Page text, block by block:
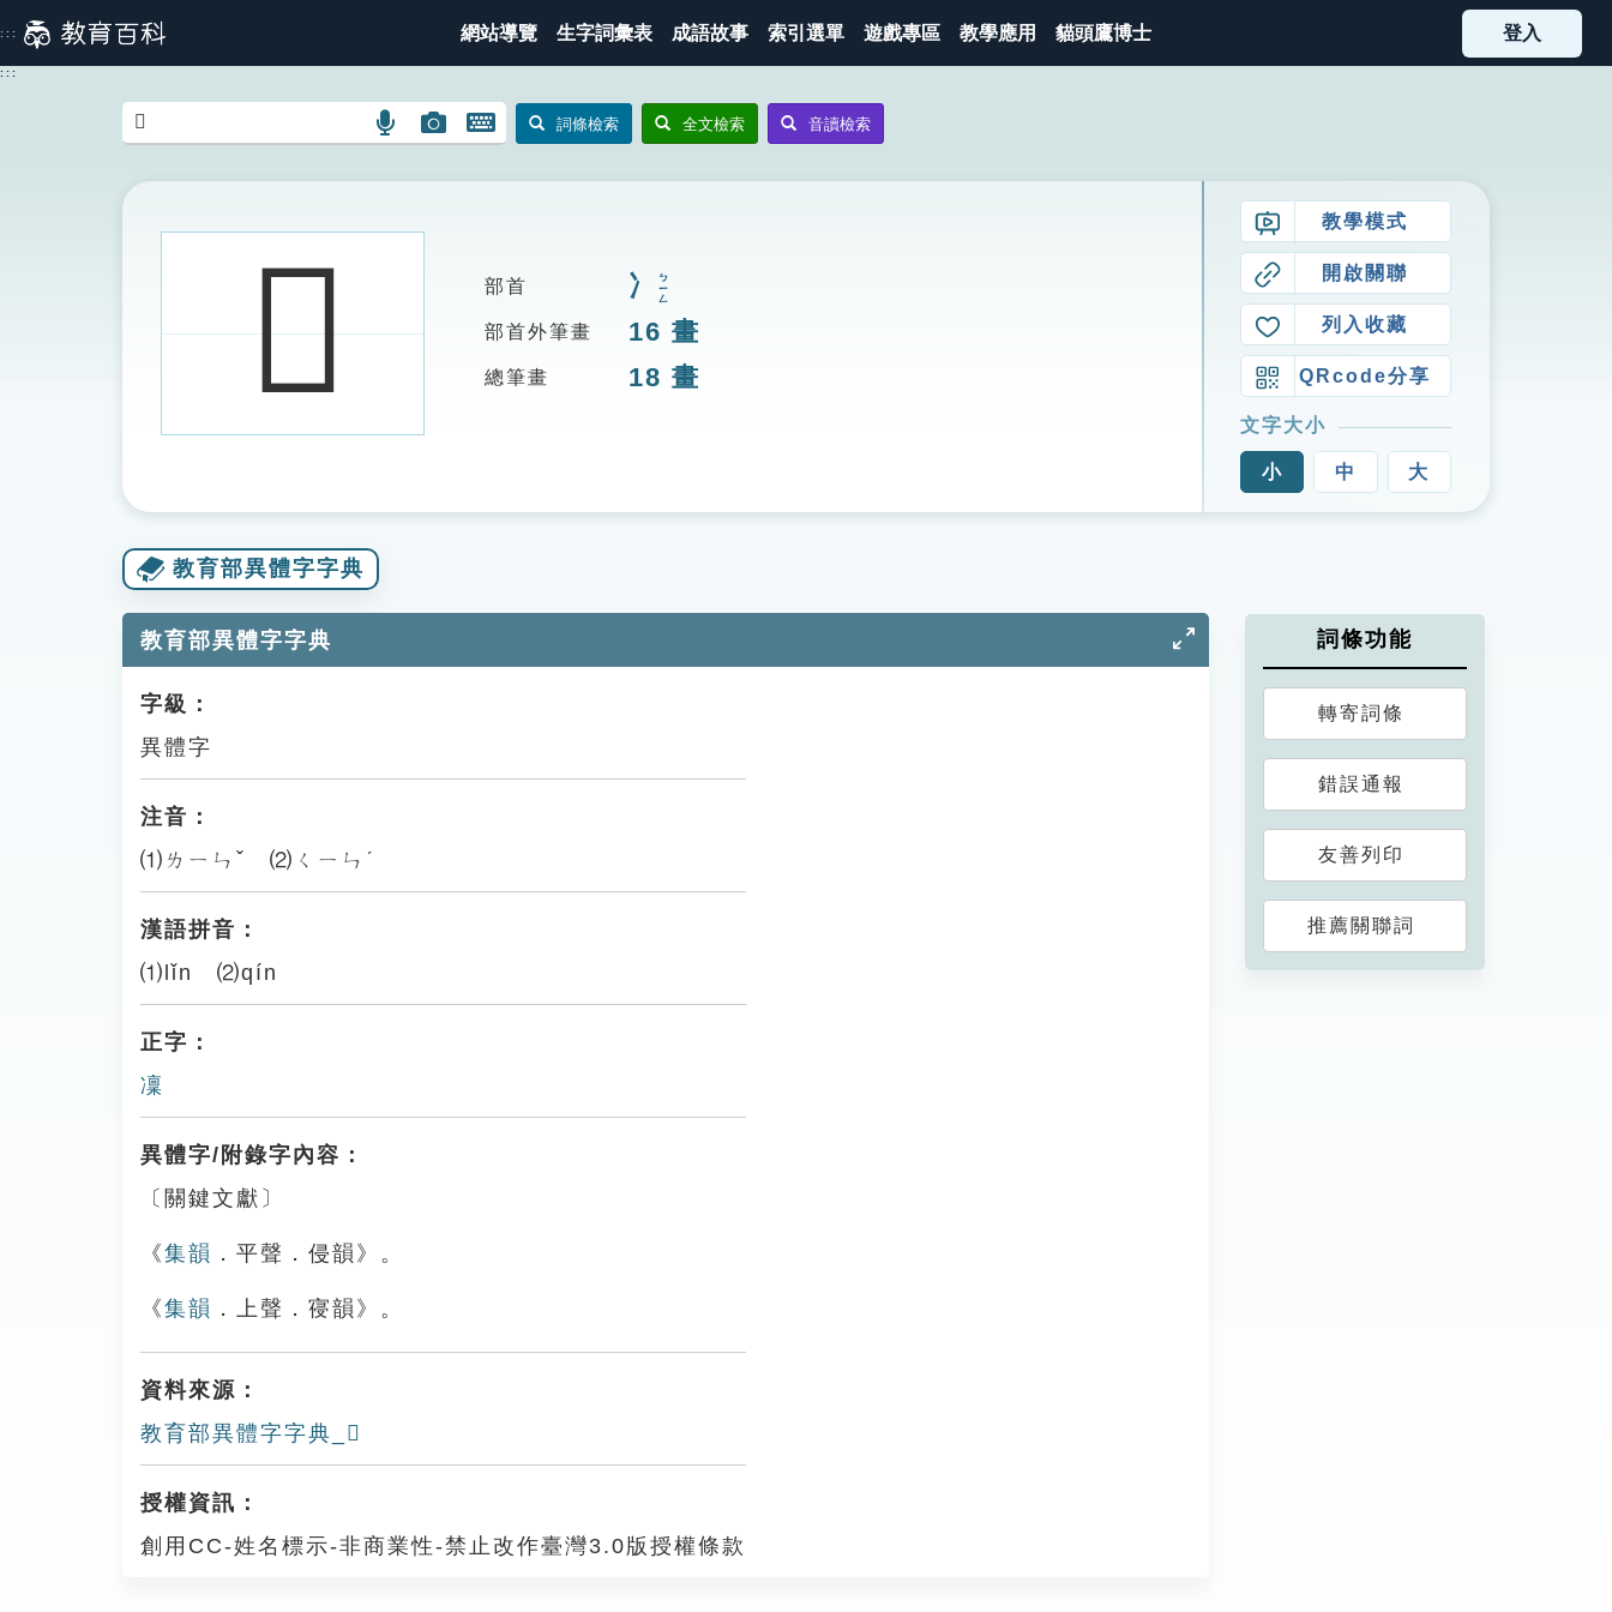
到
主
::: 網站導覽 生字詞彙表 成語故事 索引選單 遊戲專區 教學應用 貓頭鷹博士 登入
:::
語
搜
圖
圖
搜
開
鍵
詞條檢索 全文檢索 音讀檢索
𠘡 部首 冫 ㄅㄧㄥ
部首外筆畫 16 畫
總筆畫 18 畫
教學模式
開啟關聯
列入收藏
QRcode分享
文字大小
小 中 大
教育部異體字字典
教育部異體字字典
字級：
異體字
注音：
⑴ㄌㄧㄣˇ ⑵ㄑㄧㄣˊ
漢語拼音：
⑴lǐn ⑵qín
正字：
凜
異體字/附錄字內容：
〔關鍵文獻〕
《集韻 ．平聲．侵韻》。
《集韻 ．上聲．寑韻》。
資料來源：
教育部異體字字典_𠘡
授權資訊：
創用CC-姓名標示-非商業性-禁止改作臺灣3.0版授權條款
詞條功能
轉寄詞條
錯誤通報
友善列印
推薦關聯詞